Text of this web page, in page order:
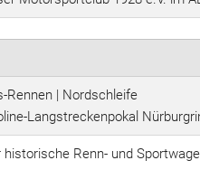
Rennen | Nordschleife
Langstreckenpokal
historische Renn- und